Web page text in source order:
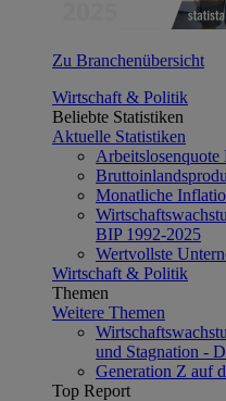
Zu Branchenübersicht
Wirtschaft & Politik
Beliebte Statistiken
Aktuelle Statistiken
Monatliche
BIP 1992-2025
Wertvollste
Wirtschaft & Politik
Themen
Weitere Themen
und Stagnation -
Generation Z auf
Top Report